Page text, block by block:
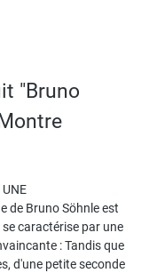
"Bruno
UNE
de Bruno Söhnle est
caractérise par une
: Tandis que
d'une petite seconde